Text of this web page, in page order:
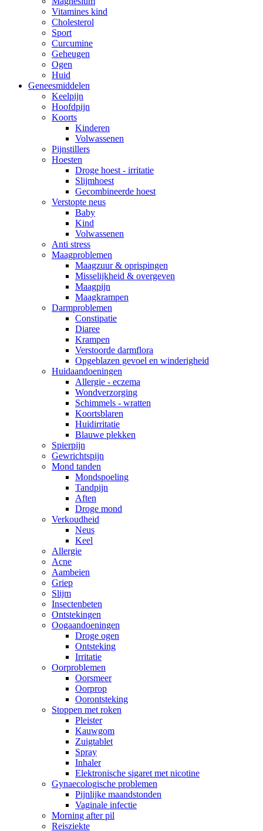
Vitamines kind
Cholesterol
Sport
Curcumine
Geheugen
Ogen
Huid
Geneesmiddelen
Keelpijn
Hoofdpijn
Koorts
Kinderen
Volwassenen
Pijnstillers
Hoesten
Droge hoest - irritatie
Slijmhoest
Gecombineerde hoest
Verstopte neus
Baby
Kind
Volwassenen
Anti stress
Maagproblemen
Maagzuur & oprispingen
Misselijkheid & overgeven
Maagpijn
Maagkrampen
Darmproblemen
Constipatie
Diaree
Krampen
Verstoorde darmflora
Opgeblazen gevoel en winderigheid
Huidaandoeningen
Allergie - eczema
Wondverzorging
Schimmels - wratten
Koortsblaren
Huidirritatie
Blauwe plekken
Spierpijn
Gewrichtspijn
Mond tanden
Mondspoeling
Tandpijn
Aften
Droge mond
Verkoudheid
Neus
Keel
Allergie
Acne
Aambeien
Griep
Slijm
Insectenbeten
Ontstekingen
Oogaandoeningen
Droge ogen
Ontsteking
Irritatie
Oorproblemen
Oorsmeer
Oorprop
Oorontsteking
Stoppen met roken
Pleister
Kauwgom
Zuigtablet
Spray
Inhaler
Elektronische sigaret met nicotine
Gynaecologische problemen
Pijnlijke maandstonden
Vaginale infectie
Morning after pil
Reisziekte